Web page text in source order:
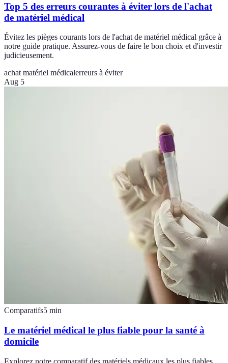
Top 5 des erreurs courantes à éviter lors de l'achat
de matériel médical
Évitez les pièges courants lors de l'achat de matériel médical grâce à
notre guide pratique. Assurez-vous de faire le bon choix et d'investir
judicieusement.
achat matériel médicalerreurs à éviter
Aug 5
Comparatifs5 min
Le matériel médical le plus fiable pour la santé à
domicile
Explorez notre comparatif des matériels médicaux les plus fiables